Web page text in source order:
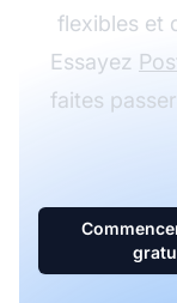
flexibles et
Essayez
faites